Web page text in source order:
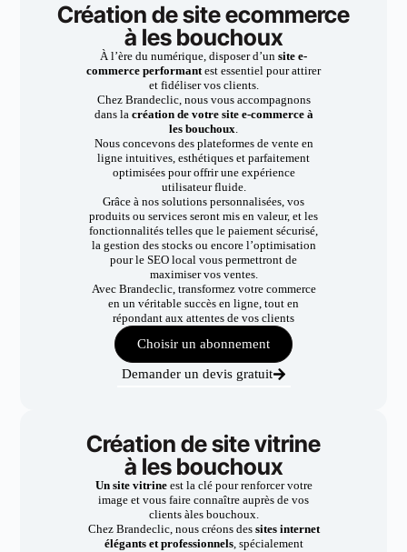
Création de site ecommerce
à les bouchoux
À l’ère du numérique, disposer d’un site e-
commerce performantest essentiel pour attirer
et fidéliser vos clients.
Chez Brandeclic, nous vous accompagnons
dans la création de votre site e-commerce à
les bouchoux.
Nous concevons des plateformes de vente en
ligne intuitives, esthétiques et parfaitement
optimisées pour offrir une expérience
utilisateur fluide.
Grâce à nos solutions personnalisées, vos
produits ou services seront mis en valeur, et les
fonctionnalités telles que le paiement sécurisé,
la gestion des stocks ou encore l’optimisation
pour le SEO local vous permettront de
maximiser vos ventes.
Avec Brandeclic, transformez votre commerce
en un véritable succès en ligne, tout en
répondant aux attentes de vos clients
Choisir un abonnement
Demander un devis gratuit
Création de site vitrine
à les bouchoux
Un site vitrineest la clé pour renforcer votre
image et vous faire connaître auprès de vos
clients àles bouchoux.
Chez Brandeclic, nous créons dessites internet
élégants et professionnels, spécialement